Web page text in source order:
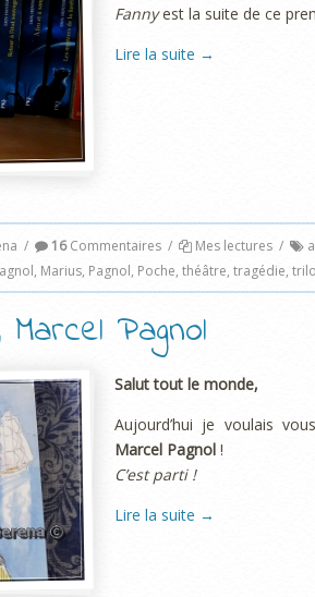
Fannyest la suite de ce
Lire la suite →
/ 16Commentaires / Mes lectures /
, Marius, Pagnol, Poche, théâtre, tragédie,
Pagnol
Salut tout le monde,
Aujourd’hui je voulais
Marcel Pagnol !
C’est parti !
Lire la suite →